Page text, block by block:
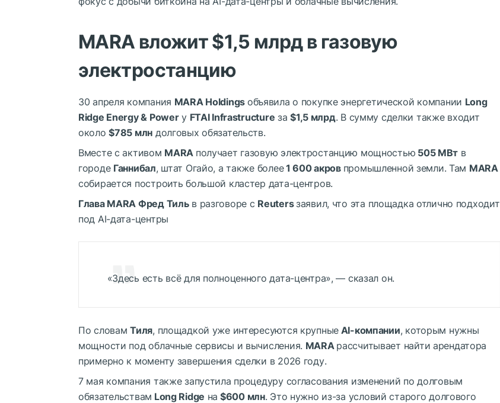
MARA вложит $1,5 млрд в газовую
электростанцию
30 апреля компания MARA Holdings объявила о покупке энергетической компании Long
Ridge Energy & Powerу FTAI Infrastructure за$1,5 млрд. В сумму сделки также входит
около$785 млн долговых обязательств.
Вместе с активом MARA получает газовую электростанцию мощностью 505 МВт в
городе Ганнибал, штат Огайо, а также более1 600 акров промышленной земли. Там MARA
собирается построить большой кластер дата-центров.
Глава MARA Фред Тильв разговоре с Reutersзаявил, что эта площадка отлично подходит
под AI-дата-центры
«Здесь есть всё для полноценного дата-центра», — сказал он.
По словамТиля, площадкой уже интересуются крупные AI-компании, которым нужны
мощности под облачные сервисы и вычисления. MARA рассчитывает найти арендатора
примерно к моменту завершения сделки в 2026 году.
7 мая компания также запустила процедуру согласования изменений по долговым
обязательствам Long Ridge на $600 млн. Это нужно из-за условий старого долгового